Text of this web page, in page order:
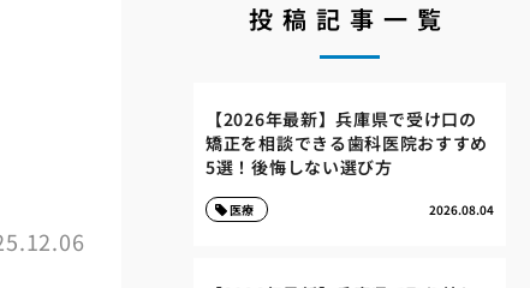
投稿記事一覧
【2026年最新】兵庫県で受け口の
矯正を相談できる歯科医院おすすめ
5選！後悔しない選び方
2026.08.04
医療